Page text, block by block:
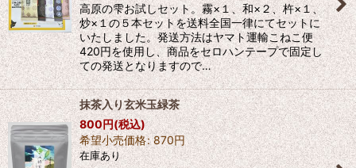
高原の雫お試しセット。霧×１、和×２、杵×１、
炒×１の５本セットを送料全国一律にてセットに
いたしました。発送方法はヤマト運輸こねこ便
420円を使用し、商品をセロハンテープで固定し
ての発送となりますので…
抹茶入り玄米玉緑茶
800円(税込)
希望小売価格: 870円
在庫あり